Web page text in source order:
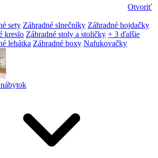
Otvoriť
sety Záhradné slnečníky Záhradné hojdačky
kreslo Záhradné stoly a stoličky + 3 ďalšie
lehátka Záhradné boxy Nafukovačky